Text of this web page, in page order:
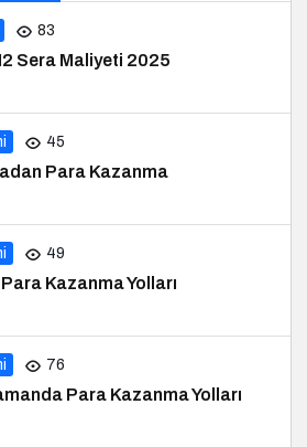
83
Sera Maliyeti 2025
45
Para Kazanma
49
Kazanma Yolları
76
Para Kazanma Yolları